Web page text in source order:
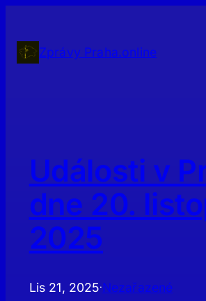
obsahZprávy Praha.online
Události v
dne 20.
2025
Lis 21, 2025·Nezařazené